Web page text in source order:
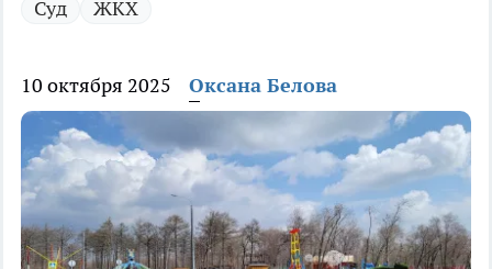
Суд ЖКХ
10 октября 2025 Оксана Белова